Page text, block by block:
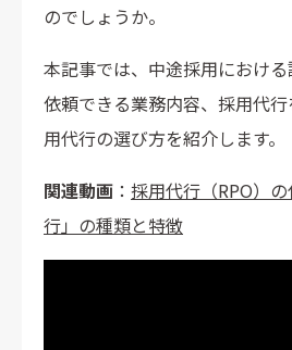
のでしょうか。
本記事では、中途採用におけ
依頼できる業務内容、採用代
用代行の選び方を紹介します。
関連動画 ： 採用代行（RPO）
行」の種類と特徴